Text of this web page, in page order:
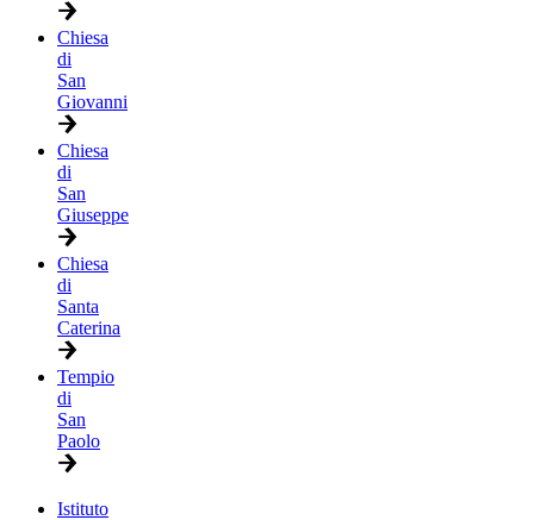
Chiesa
di
San
Giovanni
Chiesa
di
San
Giuseppe
Chiesa
di
Santa
Caterina
Tempio
di
San
Paolo
Istituto